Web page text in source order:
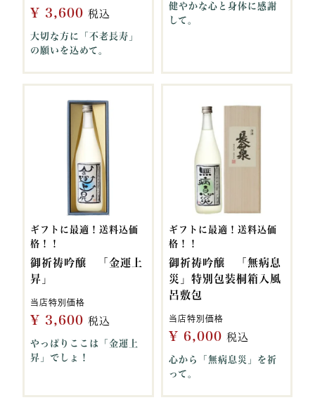
¥ 3,600 税込
大切な方に「不老長寿」
の願いを込めて。
健やかな心と身体に感謝
して。
ギフトに最適！送料込価
格！！
御祈祷吟醸 「金運上
昇」
当店特別価格
¥ 3,600 税込
やっぱりここは「金運上
昇」でしょ！
ギフトに最適！送料込価
格！！
御祈祷吟醸 「無病息
災」特別包装桐箱入風
呂敷包
当店特別価格
¥ 6,000 税込
心から「無病息災」を祈
って。